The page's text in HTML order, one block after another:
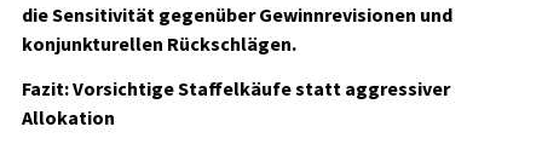
die Sensitivität gegenüber Gewinnrevisionen und
konjunkturellen Rückschlägen.
Fazit: Vorsichtige Staffelkäufe statt aggressiver
Allokation